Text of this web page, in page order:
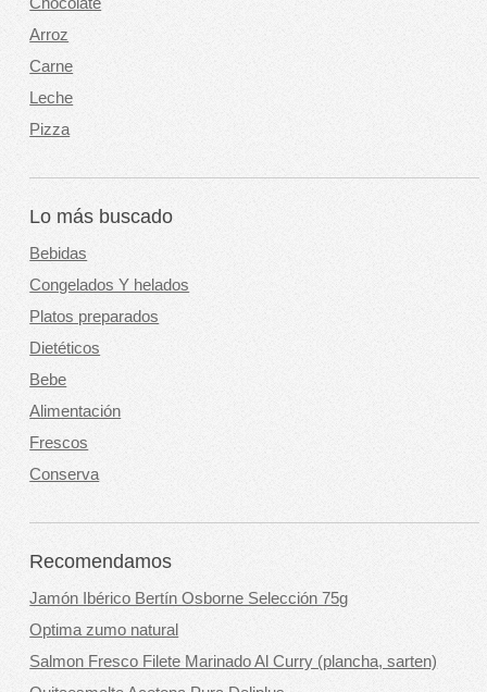
Arroz
Carne
Leche
Pizza
Lo más buscado
Bebidas
Congelados Y helados
Platos preparados
Dietéticos
Bebe
Alimentación
Frescos
Conserva
Recomendamos
Jamón Ibérico Bertín Osborne Selección 75g
Optima zumo natural
Salmon Fresco Filete Marinado Al Curry (plancha, sarten)